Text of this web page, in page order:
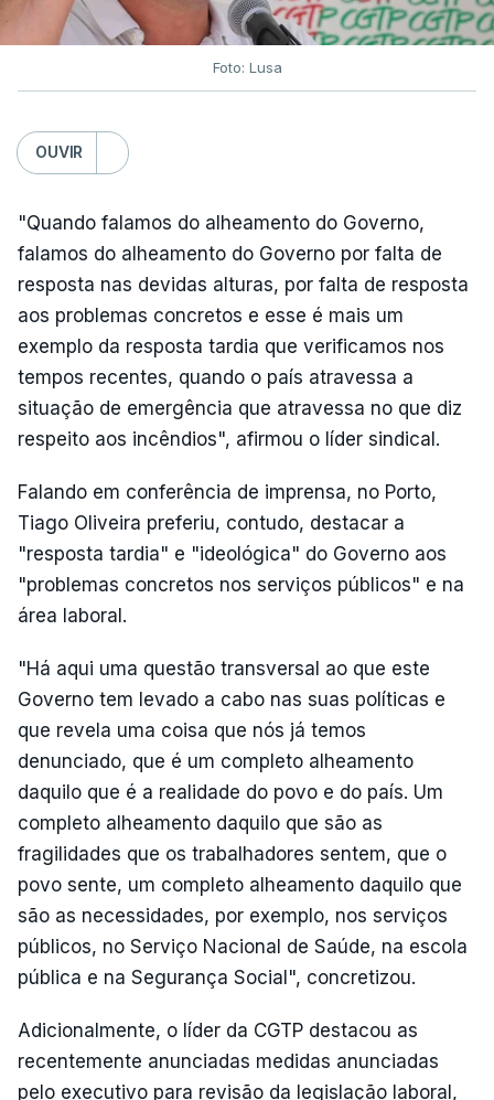
Foto: Lusa
OUVIR
"Quando falamos do alheamento do Governo,
falamos do alheamento do Governo por falta de
resposta nas devidas alturas, por falta de resposta
aos problemas concretos e esse é mais um
exemplo da resposta tardia que verificamos nos
tempos recentes, quando o país atravessa a
situação de emergência que atravessa no que diz
respeito aos incêndios", afirmou o líder sindical.
Falando em conferência de imprensa, no Porto,
Tiago Oliveira preferiu, contudo, destacar a
"resposta tardia" e "ideológica" do Governo aos
"problemas concretos nos serviços públicos" e na
área laboral.
"Há aqui uma questão transversal ao que este
Governo tem levado a cabo nas suas políticas e
que revela uma coisa que nós já temos
denunciado, que é um completo alheamento
daquilo que é a realidade do povo e do país. Um
completo alheamento daquilo que são as
fragilidades que os trabalhadores sentem, que o
povo sente, um completo alheamento daquilo que
são as necessidades, por exemplo, nos serviços
públicos, no Serviço Nacional de Saúde, na escola
pública e na Segurança Social", concretizou.
Adicionalmente, o líder da CGTP destacou as
recentemente anunciadas medidas anunciadas
pelo executivo para revisão da legislação laboral,